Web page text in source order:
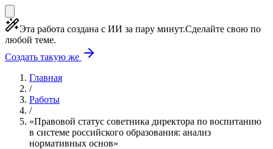
Эта работа создана с ИИ за пару минут.Сделайте свою по
любой теме.
Создать такую же
Главная
/
Работы
/
«Правовой статус советника директора по воспитанию
в системе российского образования: анализ
нормативных основ»